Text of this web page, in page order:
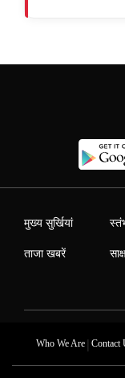
मुख्य सुर्खियां
ताजा खबरें
Who We Are| Contact